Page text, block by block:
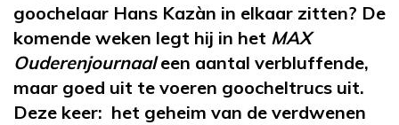
goochelaar Hans Kazàn in elkaar zitten? De
komende weken legt hij in het MAX
Ouderenjournaaleen aantal verbluffende,
maar goed uit te voeren goocheltrucs uit.
Deze keer: het geheim van de verdwenen